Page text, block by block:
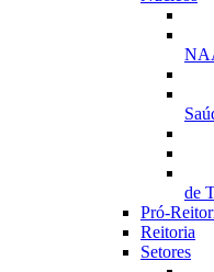
de
Pró-
Reitoria
Setores